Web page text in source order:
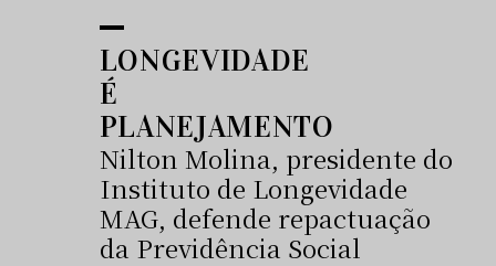
LONGEVIDADE
É
PLANEJAMENTO
Nilton Molina, presidente do
Instituto de Longevidade
MAG, defende repactuação
da Previdência Social